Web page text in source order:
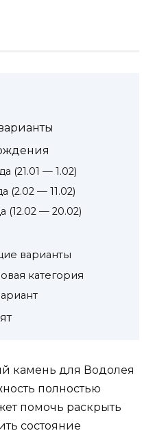
(21.01 — 1.02)
(2.02 — 11.02)
(12.02 — 20.02)
варианты
категория
камень для Водолея
полностью
помочь раскрыть
состояние